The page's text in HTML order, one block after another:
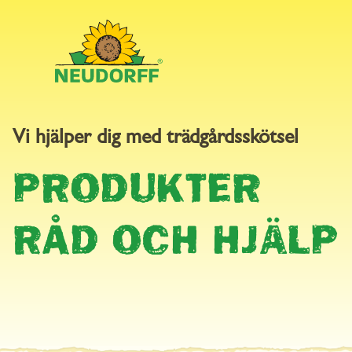
Vi hjälper dig med trädgårdsskötsel
PRODUKTER
RÅD OCH HJÄLP
Produkter
Landingpages
Geting Effekt Spray
Graesmattegoedning